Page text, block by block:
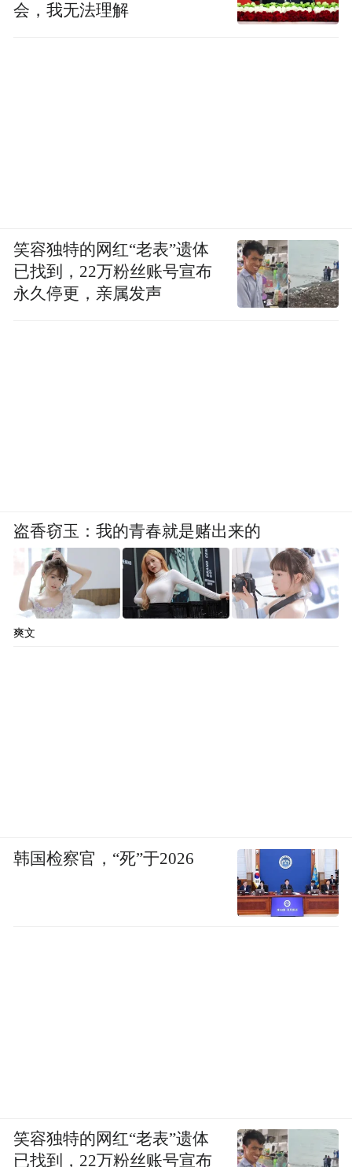
会，我无法理解
笑容独特的网红“老表”遗体
已找到，22万粉丝账号宣布
永久停更，亲属发声
盗香窃玉：我的青春就是赌出来的
爽文
韩国检察官，“死”于2026
笑容独特的网红“老表”遗体
已找到，22万粉丝账号宣布